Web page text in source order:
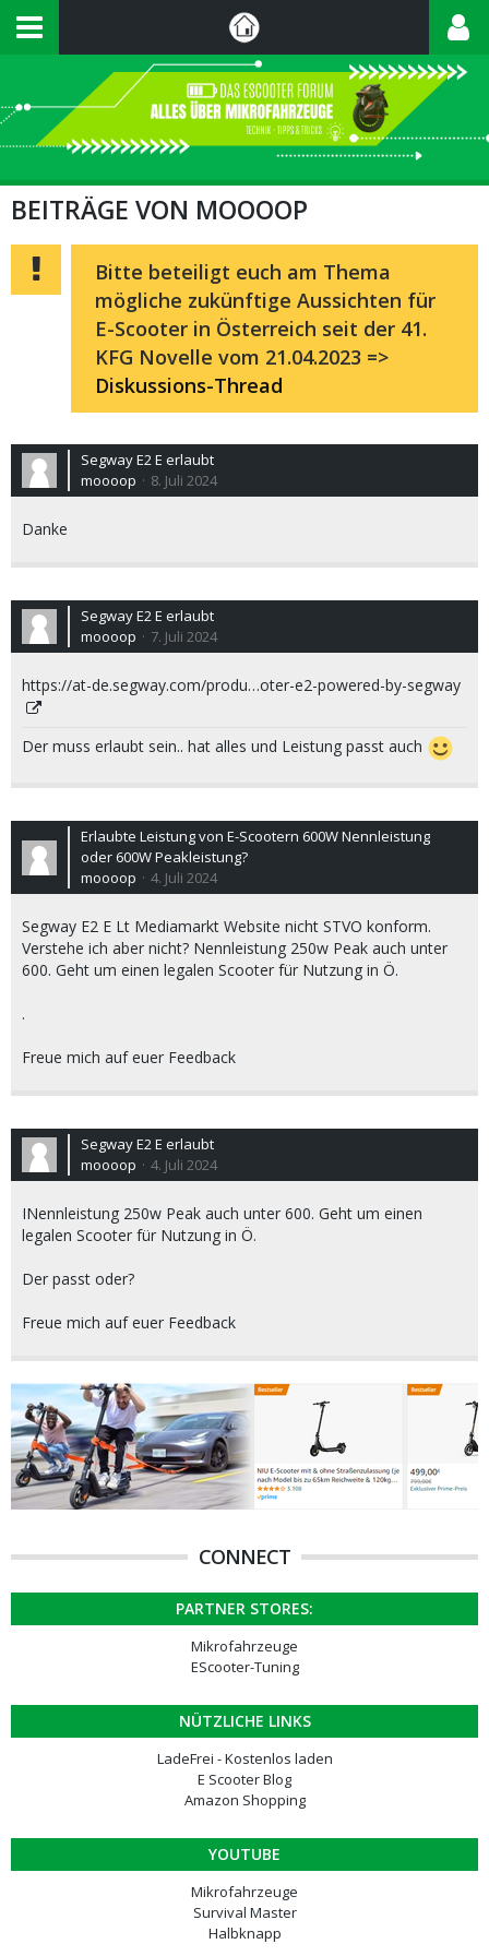
BEITRÄGE VON MOOOOP
Bitte beteiligt euch am Thema
mögliche zukünftige Aussichten für
E-Scooter in Österreich seit der 41.
KFG Novelle vom 21.04.2023 =>
Diskussions-Thread
Segway E2 E erlaubt
moooop
8. Juli 2024
Danke
Segway E2 E erlaubt
moooop
7. Juli 2024
https://at-de.segway.com/produ…oter-e2-powered-by-segway
Der muss erlaubt sein.. hat alles und Leistung passt auch
Erlaubte Leistung von E-Scootern 600W Nennleistung
oder 600W Peakleistung?
moooop
4. Juli 2024
Segway E2 E Lt Mediamarkt Website nicht STVO konform.
Verstehe ich aber nicht? Nennleistung 250w Peak auch unter
600. Geht um einen legalen Scooter für Nutzung in Ö.
.
Freue mich auf euer Feedback
Segway E2 E erlaubt
moooop
4. Juli 2024
INennleistung 250w Peak auch unter 600. Geht um einen
legalen Scooter für Nutzung in Ö.
Der passt oder?
Freue mich auf euer Feedback
CONNECT
PARTNER STORES:
Mikrofahrzeuge
EScooter-Tuning
NÜTZLICHE LINKS
LadeFrei - Kostenlos laden
E Scooter Blog
Amazon Shopping
YOUTUBE
Mikrofahrzeuge
Survival Master
Halbknapp